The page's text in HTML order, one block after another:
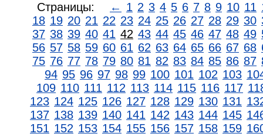
Страницы: ← 1 2 3 4 5 6 7 8 9 10 11
18 19 20 21 22 23 24 25 26 27 28 29 30
37 38 39 40 41 42 43 44 45 46 47 48 49
56 57 58 59 60 61 62 63 64 65 66 67 68
75 76 77 78 79 80 81 82 83 84 85 86 87
94 95 96 97 98 99 100 101 102 103
109 110 111 112 113 114 115 116 117
123 124 125 126 127 128 129 130 131
137 138 139 140 141 142 143 144 145
151 152 153 154 155 156 157 158 159